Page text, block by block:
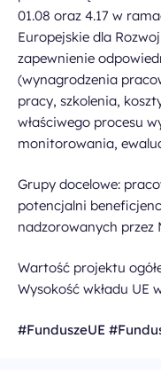
01.08 oraz 4.17 w
Europejskie dla
zapewnienie
(wynagrodzenia
pracy, szkolenia,
właściwego procesu
monitorowania,
Grupy docelowe:
potencjalni
nadzorowanych przez
Wartość projektu
Wysokość wkładu UE
#FunduszeUE